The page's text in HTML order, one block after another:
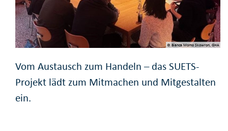
© Bianca Momo Skowron, GHA
Vom Austausch zum Handeln – das SUETS-
Projekt lädt zum Mitmachen und Mitgestalten
ein.